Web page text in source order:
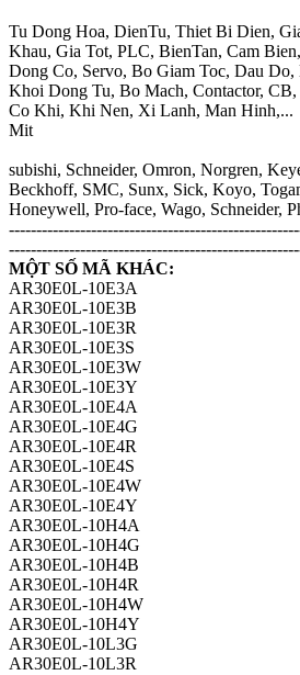
Tu Dong Hoa, DienTu, Thiet Bi Dien,
Khau, Gia Tot, PLC, BienTan, Cam
Dong Co, Servo, Bo Giam Toc, Dau
Khoi Dong Tu, Bo Mach, Contactor,
Co Khi, Khi Nen, Xi Lanh, Man Hinh,...
Mit
subishi, Schneider, Omron, Norgren,
Beckhoff, SMC, Sunx, Sick, Koyo,
Honeywell, Pro-face, Wago, Schneider,
MỘT SỐ MÃ KHÁC:
AR30E0L-10E3A
AR30E0L-10E3B
AR30E0L-10E3R
AR30E0L-10E3S
AR30E0L-10E3W
AR30E0L-10E3Y
AR30E0L-10E4A
AR30E0L-10E4G
AR30E0L-10E4R
AR30E0L-10E4S
AR30E0L-10E4W
AR30E0L-10E4Y
AR30E0L-10H4A
AR30E0L-10H4G
AR30E0L-10H4B
AR30E0L-10H4R
AR30E0L-10H4W
AR30E0L-10H4Y
AR30E0L-10L3G
AR30E0L-10L3R